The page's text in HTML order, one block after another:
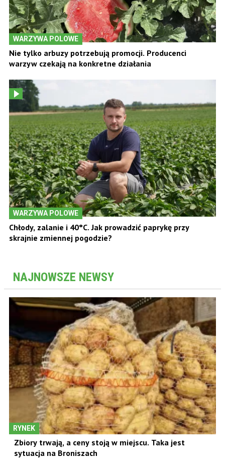
WARZYWA POLOWE
Nie tylko arbuzy potrzebują promocji. Producenci
warzyw czekają na konkretne działania
WARZYWA POLOWE
Chłody, zalanie i 40°C. Jak prowadzić paprykę przy
skrajnie zmiennej pogodzie?
NAJNOWSZE NEWSY
RYNEK
Zbiory trwają, a ceny stoją w miejscu. Taka jest
sytuacja na Broniszach